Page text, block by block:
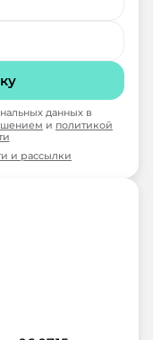
данных в
и политикой
и рассылки